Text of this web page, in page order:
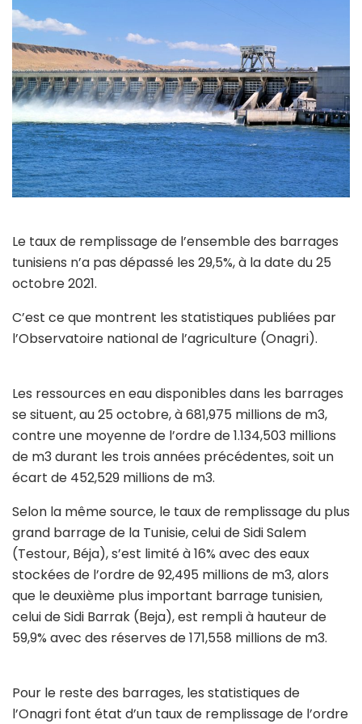
Le taux de remplissage de l’ensemble des barrages
tunisiens n’a pas dépassé les 29,5%, à la date du 25
octobre 2021.
C’est ce que montrent les statistiques publiées par
l’Observatoire national de l’agriculture (Onagri).
Les ressources en eau disponibles dans les barrages
se situent, au 25 octobre, à 681,975 millions de m3,
contre une moyenne de l’ordre de 1.134,503 millions
de m3 durant les trois années précédentes, soit un
écart de 452,529 millions de m3.
Selon la même source, le taux de remplissage du plus
grand barrage de la Tunisie, celui de Sidi Salem
(Testour, Béja), s’est limité à 16% avec des eaux
stockées de l’ordre de 92,495 millions de m3, alors
que le deuxième plus important barrage tunisien,
celui de Sidi Barrak (Beja), est rempli à hauteur de
59,9% avec des réserves de 171,558 millions de m3.
Pour le reste des barrages, les statistiques de
l’Onagri font état d’un taux de remplissage de l’ordre